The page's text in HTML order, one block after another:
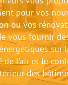
pour vos
ou vos
vous fournir
sur
l’air et le
des